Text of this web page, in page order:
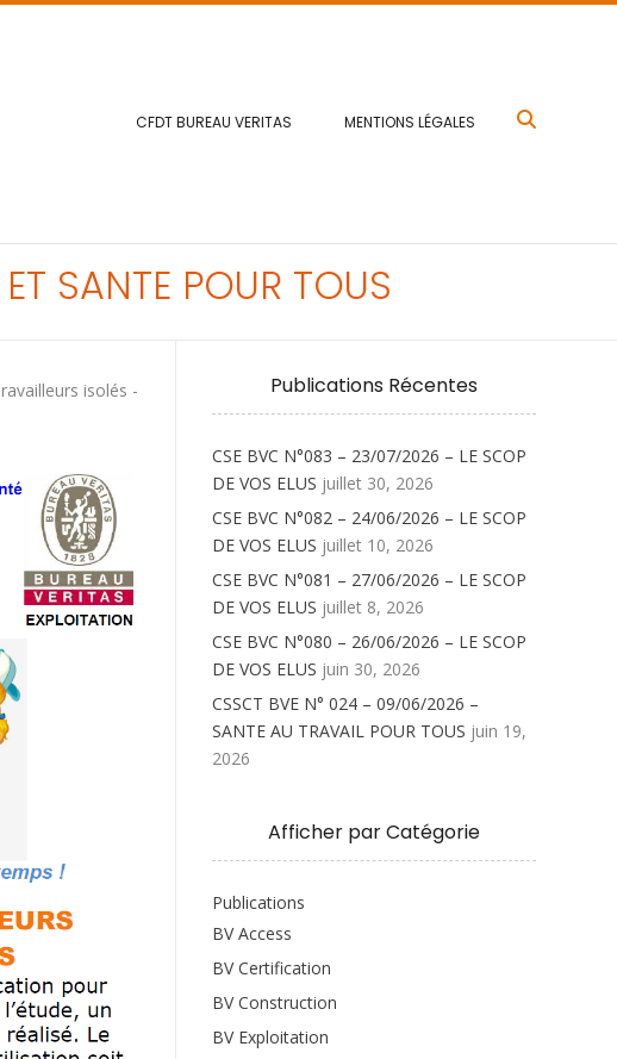
CFDT BUREAU VERITAS MENTIONS LÉGALES
SANTE POUR TOUS
isolés -
Publications Récentes
CSE BVC N°083 – 23/07/2026 – LE SCOP
DE VOS ELUS juillet 30, 2026
CSE BVC N°082 – 24/06/2026 – LE SCOP
DE VOS ELUS juillet 10, 2026
CSE BVC N°081 – 27/06/2026 – LE SCOP
DE VOS ELUS juillet 8, 2026
CSE BVC N°080 – 26/06/2026 – LE SCOP
DE VOS ELUS juin 30, 2026
CSSCT BVE N° 024 – 09/06/2026 –
SANTE AU TRAVAIL POUR TOUS juin 19,
2026
Afficher par Catégorie
Publications
BV Access
BV Certification
BV Construction
BV Exploitation